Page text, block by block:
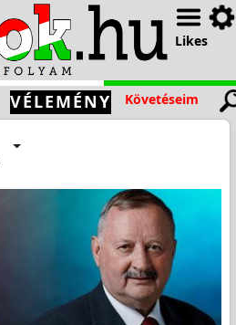
Likes
VÉLEMÉNY Követéseim